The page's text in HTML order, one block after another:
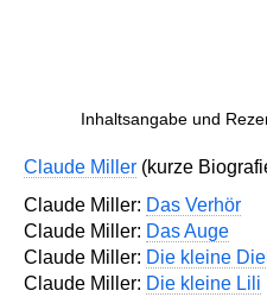
Inhaltsangabe und
Claude Miller (kurze
Claude Miller: Das Verhör
Claude Miller: Das Auge
Claude Miller: Die kleine
Claude Miller: Die kleine Lili